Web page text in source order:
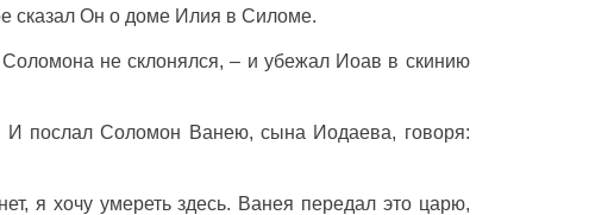
сказалОн о доме Илия в Силоме.
Соломона несклонялся, – и убежал Иоав в скинию
И послал Соломон Ванею, сына Иодаева, говоря:
я хочу умеретьздесь. Ванея передалэто царю,